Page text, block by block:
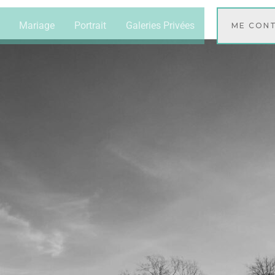
Mariage Portrait Galeries Privées ME